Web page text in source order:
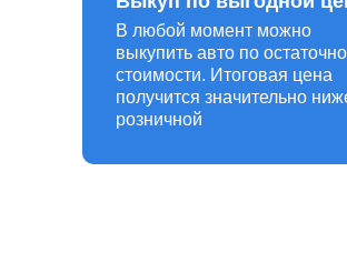
В любой момент можно
выкупить авто по
стоимости. Итоговая цена
получится значительно
розничной